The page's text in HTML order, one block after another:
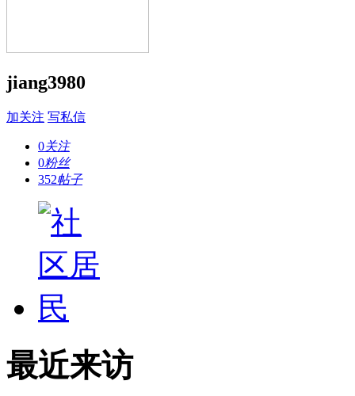
jiang3980
加关注 写私信
0关注
0粉丝
352帖子
最近来访